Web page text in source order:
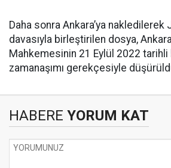
Daha sonra Ankara’ya nakledilerek
davasıyla birleştirilen dosya,
Mahkemesinin 21 Eylül 2022 tarihli
zamanaşımı gerekçesiyle
HABERE YORUM KAT